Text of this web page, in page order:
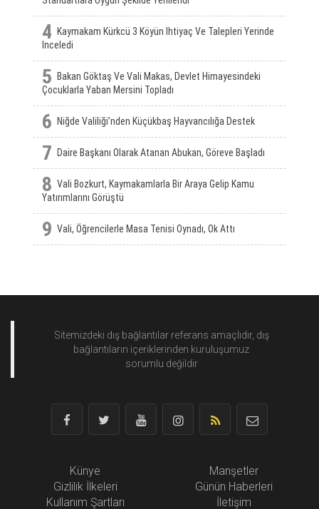
4
Kaymakam Kürkcü 3 Köyün Ihtiyaç Ve Talepleri Yerinde
Inceledi
5
Bakan Göktaş Ve Vali Makas, Devlet Himayesindeki
Çocuklarla Yaban Mersini Topladı
6 Niğde Valiliği’nden Küçükbaş Hayvancılığa Destek
7 Daire Başkanı Olarak Atanan Abukan, Göreve Başladı
8 Vali Bozkurt, Kaymakamlarla Bir Araya Gelip Kamu
Yatırımlarını Görüştü
9 Vali, Öğrencilerle Masa Tenisi Oynadı, Ok Attı
Sitemizdeki dış bağlantılar referans amaçlıdır, dış
bağlantıların içeriklerinden kuruluşumuz
sorumlu değildir
Künye
Gizlilik İlkeleri
Kullanım Şartları
Manşetler
Günün Haberleri
İletişim